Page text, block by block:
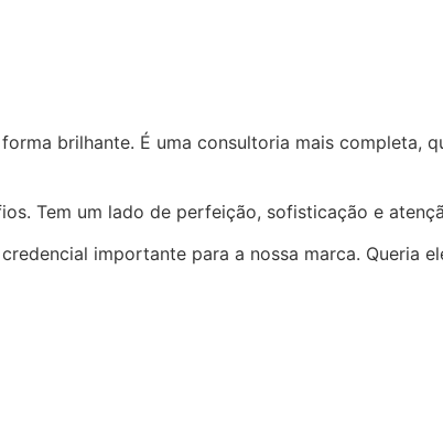
brilhante. É uma consultoria mais completa,
Tem um lado de perfeição, sofisticação e
importante para a nossa marca. Queria